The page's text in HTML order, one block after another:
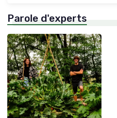
Parole d'experts